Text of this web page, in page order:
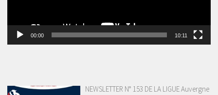
00:00 10:11
NEWSLETTER N° 153 DE LA LIGUE Auvergne